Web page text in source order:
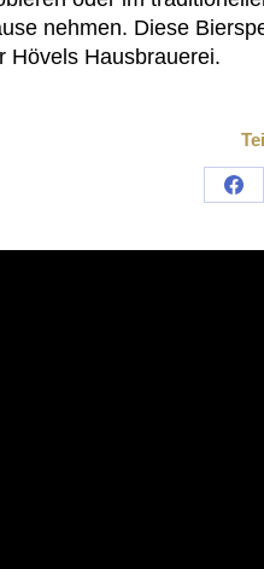
nehmen. Diese
Hövels Hausbrauerei.